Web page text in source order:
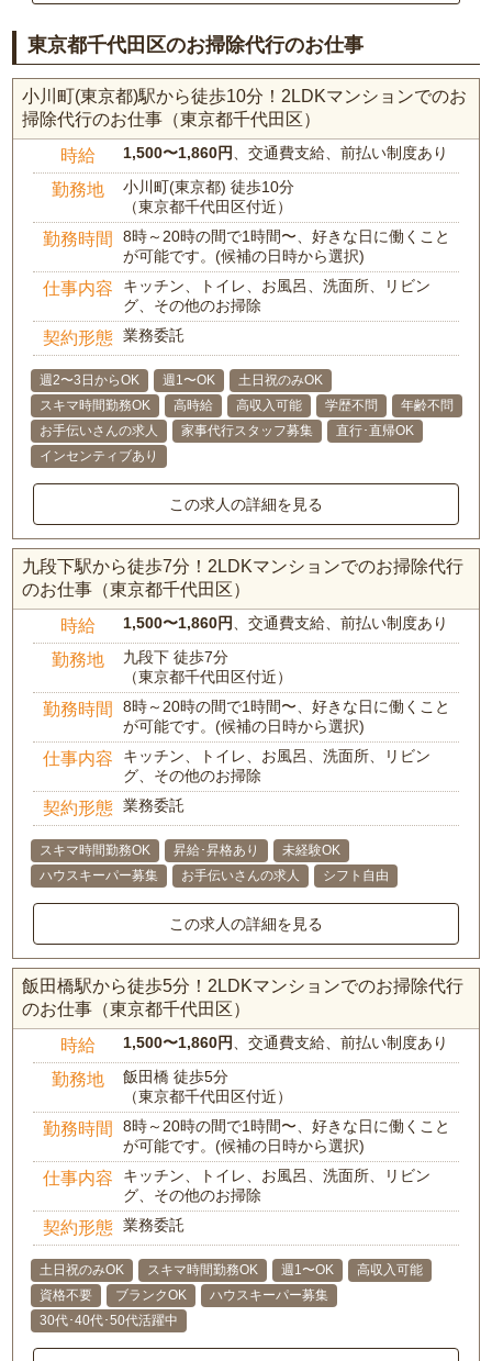
東京都千代田区のお掃除代行のお仕事
小川町(東京都)駅から徒歩10分！2LDKマンションでのお
掃除代行のお仕事（東京都千代田区）
時給 1,500〜1,860円 、交通費支給、前払い制度あり
勤務地
小川町(東京都) 徒歩10分
（東京都千代田区付近）
勤務時間
8時～20時の間で1時間〜、好きな日に働くこと
が可能です。(候補の日時から選択)
仕事内容
キッチン、トイレ、お風呂、洗面所、リビン
グ、その他のお掃除
契約形態 業務委託
週2〜3日からOK 週1〜OK
土日祝のみOK
スキマ時間勤務OK
高時給 高収入可能 学歴不問
年齢不問
お手伝いさんの求人
家事代行スタッフ募集
直行･直帰OK
インセンティブあり
この求人の詳細を見る
九段下駅から徒歩7分！2LDKマンションでのお掃除代行
のお仕事（東京都千代田区）
時給 1,500〜1,860円 、交通費支給、前払い制度あり
勤務地
九段下 徒歩7分
（東京都千代田区付近）
勤務時間
8時～20時の間で1時間〜、好きな日に働くこと
が可能です。(候補の日時から選択)
仕事内容
キッチン、トイレ、お風呂、洗面所、リビン
グ、その他のお掃除
契約形態 業務委託
スキマ時間勤務OK 昇給･昇格あり
未経験OK
ハウスキーパー募集
お手伝いさんの求人 シフト自由
この求人の詳細を見る
飯田橋駅から徒歩5分！2LDKマンションでのお掃除代行
のお仕事（東京都千代田区）
時給 1,500〜1,860円 、交通費支給、前払い制度あり
勤務地
飯田橋 徒歩5分
（東京都千代田区付近）
勤務時間
8時～20時の間で1時間〜、好きな日に働くこと
が可能です。(候補の日時から選択)
仕事内容
キッチン、トイレ、お風呂、洗面所、リビン
グ、その他のお掃除
契約形態 業務委託
土日祝のみOK スキマ時間勤務OK 週1〜OK
高収入可能
資格不要
ブランクOK
ハウスキーパー募集
30代･40代･50代活躍中